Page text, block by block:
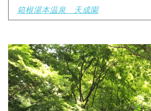
箱根湯本温泉 天成園